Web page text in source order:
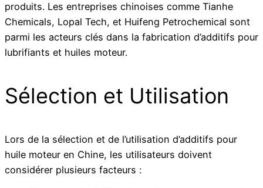
produits. Les entreprises chinoises comme Tianhe
Chemicals, Lopal Tech, et Huifeng Petrochemical sont
parmi les acteurs clés dans la fabrication d’additifs pour
lubrifiants et huiles moteur.
Sélection et Utilisation
Lors de la sélection et de l’utilisation d’additifs pour
huile moteur en Chine, les utilisateurs doivent
considérer plusieurs facteurs :